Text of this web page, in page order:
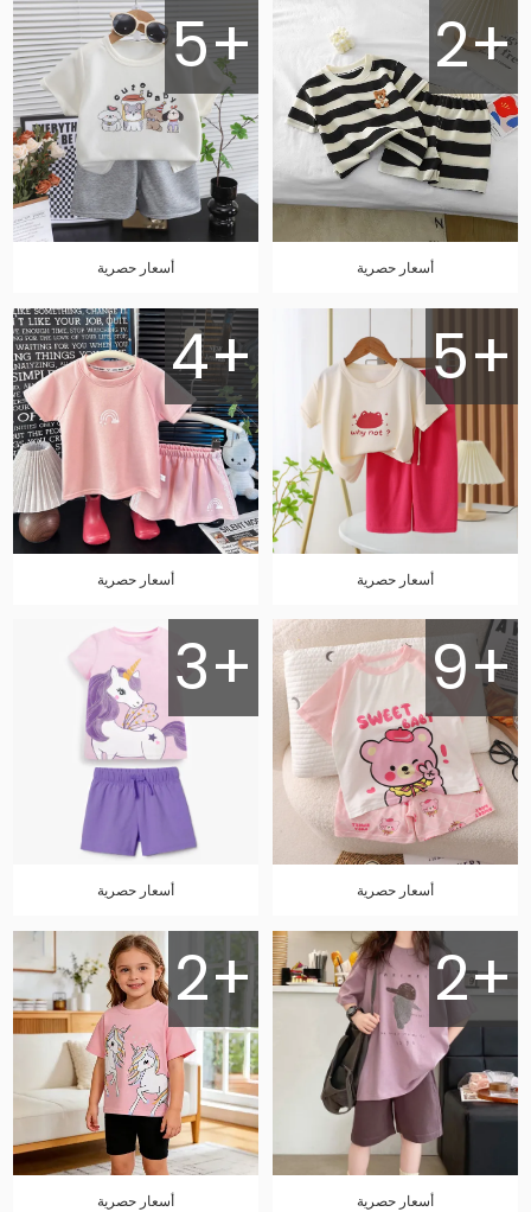
2+
أسعار حصرية
5+
أسعار حصرية
5+
أسعار حصرية
4+
أسعار حصرية
9+
أسعار حصرية
3+
أسعار حصرية
2+
أسعار حصرية
2+
أسعار حصرية